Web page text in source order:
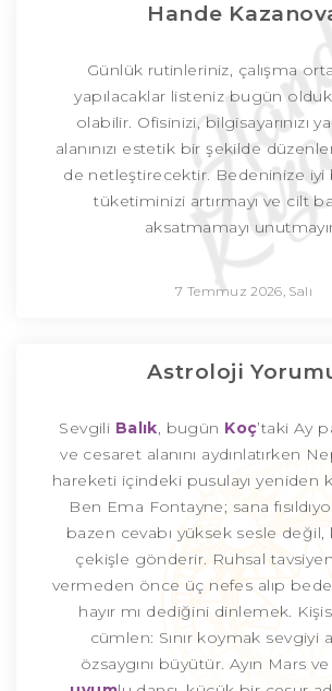
Hande
Günlük rutinleriniz, çalışma
yapılacaklar listeniz bugün
olabilir. Ofisinizi, bilgisayarınızı
alanınızı estetik bir şekilde
de netleştirecektir. Bedeninize iyi
tüketiminizi artırmayı ve cilt
aksatmamayı
7 Temmuz 2026, Salı
Astroloji
Sevgili Balık, bugün Koç’taki Ay
ve cesaret alanını aydınlatırken
hareketi içindeki pusulayı yeniden
Ben Ema Fontayne; sana
bazen cevabı yüksek sesle
çekişle gönderir. Ruhsal
vermeden önce üç nefes alıp
hayır mı dediğini dinlemek.
cümlen: Sınır koymak sevgiyi
özsaygını büyütür. Ayın Mars